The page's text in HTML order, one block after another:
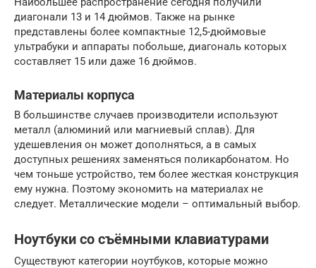
диагонали 13 и 14 дюймов. Также на рынке
представлены более компактные 12,5-дюймовые
ультрабуки и аппараты побольше, диагональ которых
составляет 15 или даже 16 дюймов.
Материалы корпуса
В большинстве случаев производители используют
металл (алюминий или магниевый сплав). Для
удешевления он может дополняться, а в самых
доступных решениях заменяться поликарбонатом. Но
чем тоньше устройство, тем более жесткая конструкция
ему нужна. Поэтому экономить на материалах не
следует. Металлические модели – оптимальный выбор.
Ноутбуки со съёмными клавиатурами
Существуют категории ноутбуков, которые можно